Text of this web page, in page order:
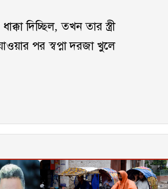
দিচ্ছিল, তখন তার স্ত্রী
পর স্বপ্না দরজা খুলে